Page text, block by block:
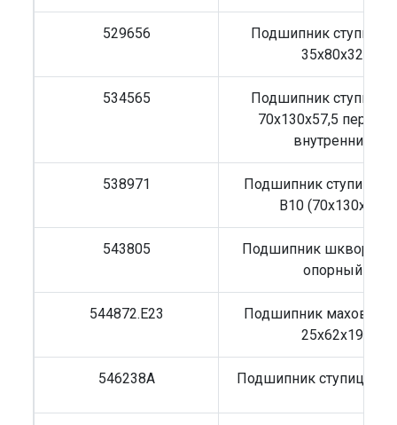
529656
Подшипник ступицы
35x80x32
534565
Подшипник ступицы
70x130x57,5
внутренний
538971
Подшипник ступицы
B10 (70х130х42)
543805
Подшипник шкворня
опорный
544872.E23
Подшипник маховика
25x62x19
546238A Подшипник ступицы